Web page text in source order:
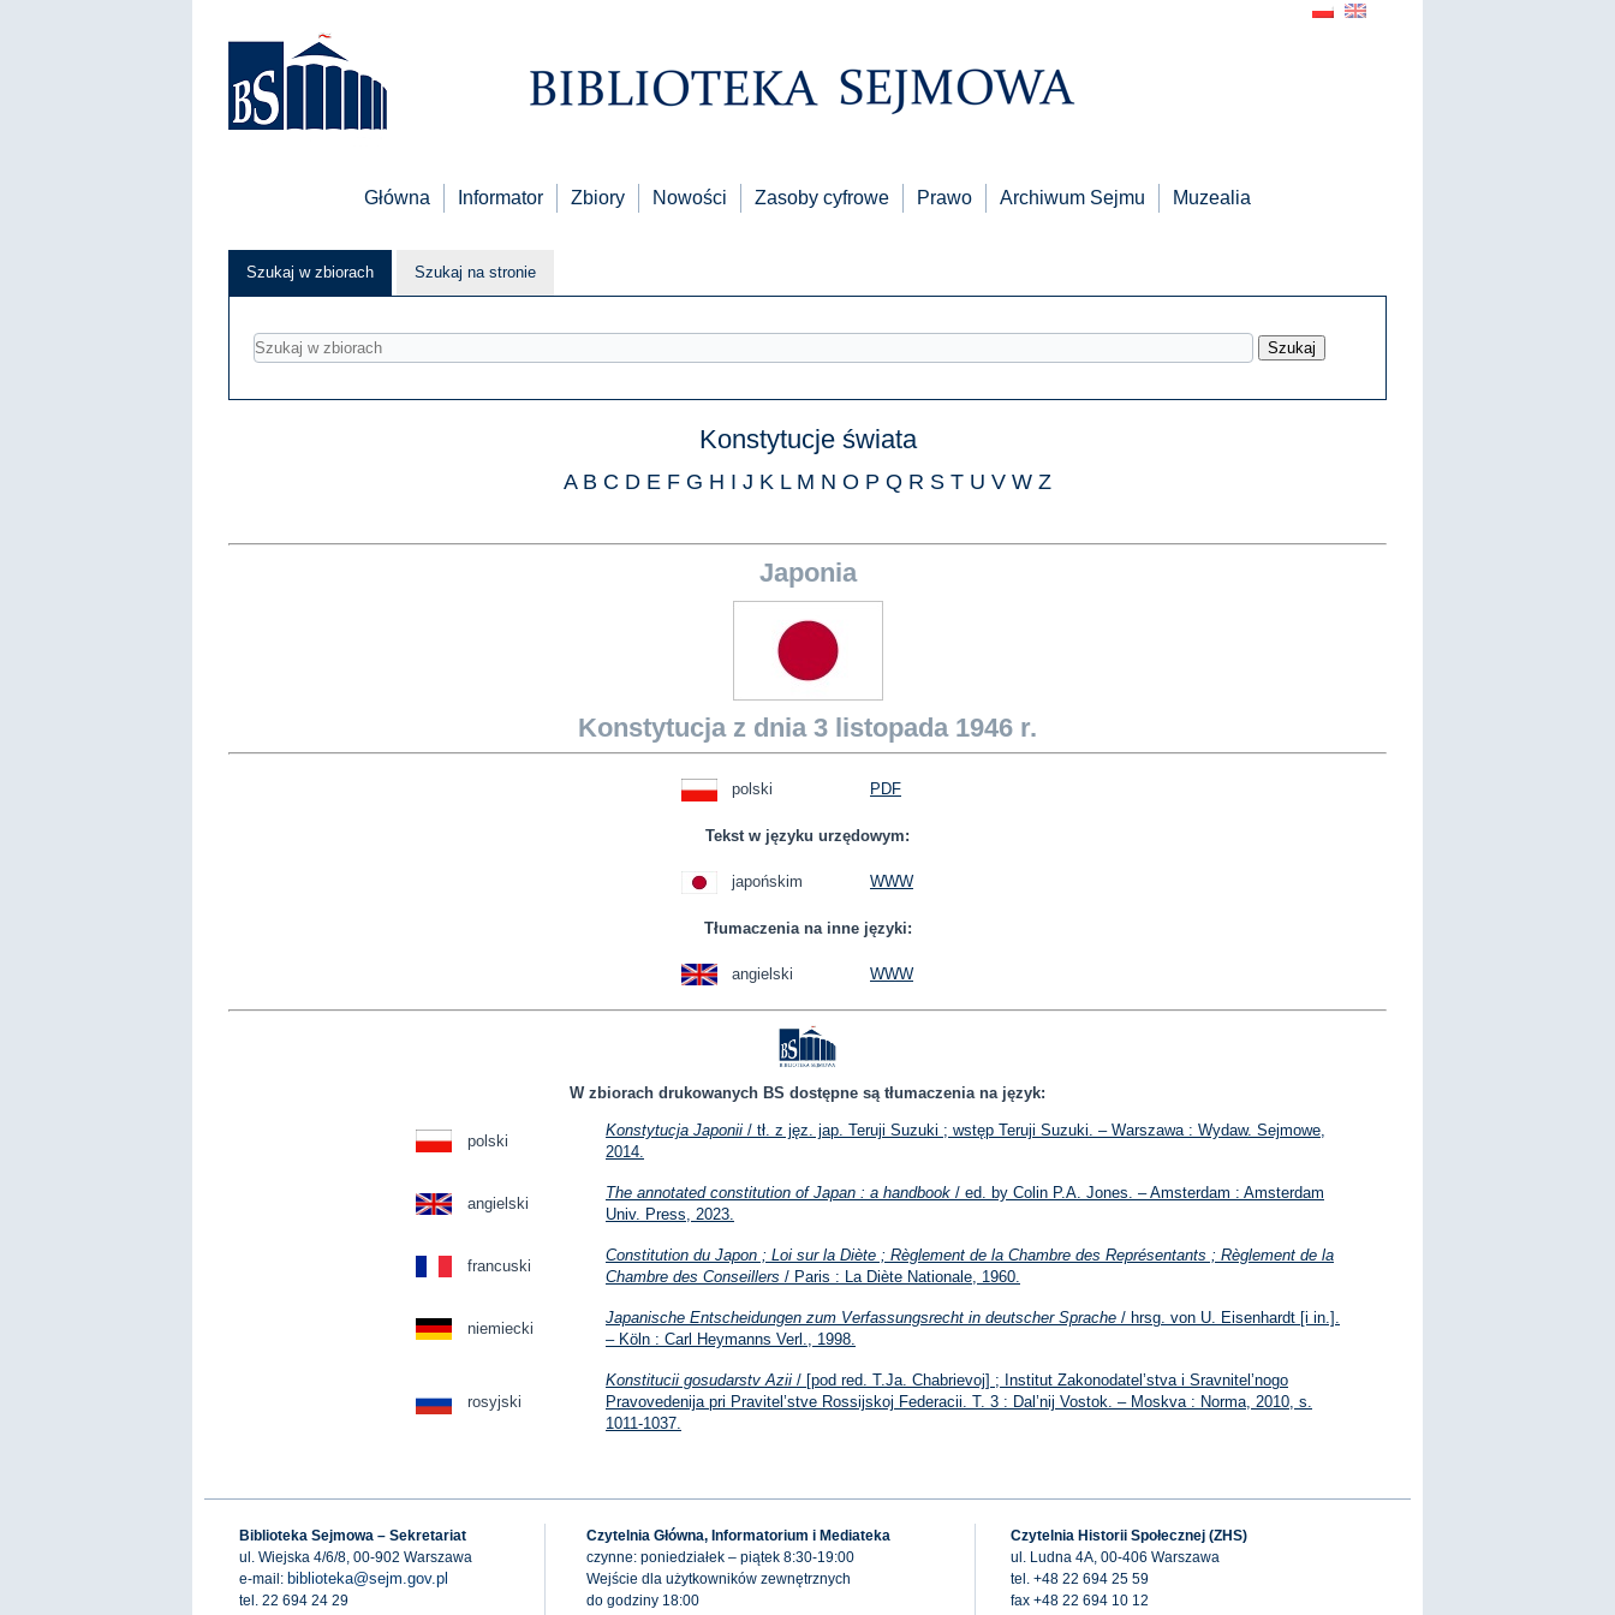
Główna Informator Zbiory Nowości Zasoby cyfrowe Prawo Archiwum Sejmu Muzealia
Szukaj w zbiorach Szukaj na stronie
Konstytucje świata
A B C D E F G H I J K L M N O P Q R S T U V W Z
Japonia
Konstytucja z dnia 3 listopada 1946 r.
polski PDF
Tekst w języku urzędowym:
japońskim WWW
Tłumaczenia na inne języki:
angielski WWW
W zbiorach drukowanych BS dostępne są tłumaczenia na język:
polski
Konstytucja Japonii / tł. z jęz. jap. Teruji Suzuki ; wstęp Teruji Suzuki. – Warszawa : Wydaw. Sejmowe,
2014.
angielski
The annotated constitution of Japan : a handbook / ed. by Colin P.A. Jones. – Amsterdam : Amsterdam
Univ. Press, 2023.
francuski
Constitution du Japon ; Loi sur la Diète ; Règlement de la Chambre des Représentants ; Règlement de la
Chambre des Conseillers / Paris : La Diète Nationale, 1960.
niemiecki
Japanische Entscheidungen zum Verfassungsrecht in deutscher Sprache / hrsg. von U. Eisenhardt [i in.].
– Köln : Carl Heymanns Verl., 1998.
rosyjski
Konstitucii gosudarstv Azii / [pod red. T.Ja. Chabrievoj] ; Institut Zakonodatel’stva i Sravnitel’nogo
Pravovedenija pri Pravitel’stve Rossijskoj Federacii. T. 3 : Dal’nij Vostok. – Moskva : Norma, 2010, s.
1011-1037.
Biblioteka Sejmowa – Sekretariat
ul. Wiejska 4/6/8, 00-902 Warszawa
e-mail: biblioteka@sejm.gov.pl
tel. 22 694 24 29
Czytelnia Główna, Informatorium i Mediateka
czynne: poniedziałek – piątek 8:30-19:00
Wejście dla użytkowników zewnętrznych
do godziny 18:00
Czytelnia Historii Społecznej (ZHS)
ul. Ludna 4A, 00-406 Warszawa
tel. +48 22 694 25 59
fax +48 22 694 10 12